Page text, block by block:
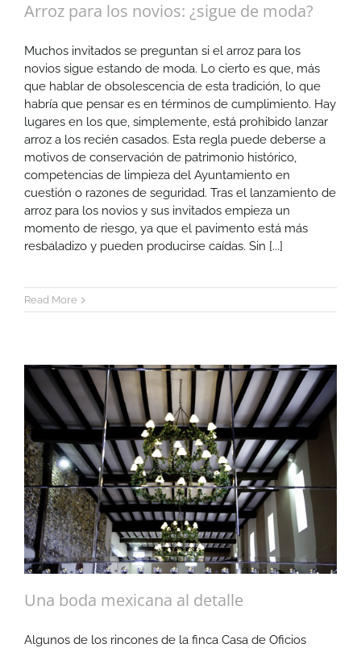
Arroz para los novios: ¿sigue de moda?
Muchos invitados se preguntan si el arroz para los
novios sigue estando de moda. Lo cierto es que, más
que hablar de obsolescencia de esta tradición, lo que
habría que pensar es en términos de cumplimiento. Hay
lugares en los que, simplemente, está prohibido lanzar
arroz a los recién casados. Esta regla puede deberse a
motivos de conservación de patrimonio histórico,
competencias de limpieza del Ayuntamiento en
cuestión o razones de seguridad. Tras el lanzamiento de
arroz para los novios y sus invitados empieza un
momento de riesgo, ya que el pavimento está más
resbaladizo y pueden producirse caídas. Sin [...]
Read More
Una boda mexicana al detalle
Algunos de los rincones de la finca Casa de Oficios